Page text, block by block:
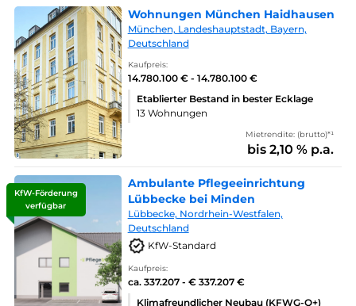
Wohnungen München Haidhausen
München, Landeshauptstadt, Bayern,
Deutschland
Kaufpreis:
14.780.100 € - 14.780.100 €
Etablierter Bestand in bester Ecklage
13 Wohnungen
Mietrendite: (brutto)*¹
bis 2,10 % p.a.
KfW-Förderung
verfügbar
Ambulante Pflegeeinrichtung
Lübbecke bei Minden
Lübbecke, Nordrhein-Westfalen,
Deutschland
KfW-Standard
Kaufpreis:
ca. 337.207 - € 337.207 €
Klimafreundlicher Neubau (KFWG-Q+)